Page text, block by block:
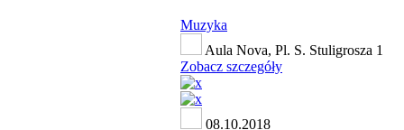
Muzyka
Aula Nova, Pl. S. Stuligrosza 1
Zobacz szczegóły
08.10.2018